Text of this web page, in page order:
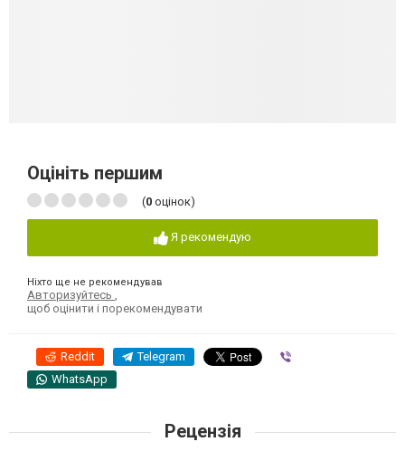
Оцініть першим
(0 оцінок)
Я рекомендую
Ніхто ще не рекомендував
Авторизуйтесь
щоб оцінити і порекомендувати
Reddit Telegram
WhatsApp
Рецензія